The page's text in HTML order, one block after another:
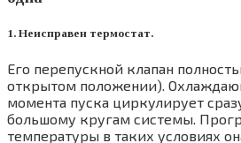
1. Неисправен термостат.
Его перепускной клапан
открытом положении).
момента пуска циркулирует
большому кругам системы.
температуры в таких условиях